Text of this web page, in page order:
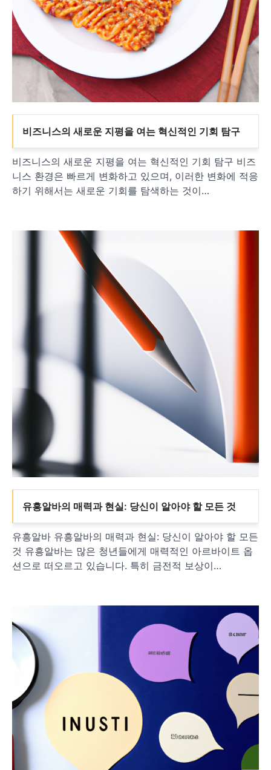
비즈니스의 새로운 지평을 여는 혁신적인 기회 탐구
비즈니스의 새로운 지평을 여는 혁신적인 기회 탐구 비즈
니스 환경은 빠르게 변화하고 있으며, 이러한 변화에 적응
하기 위해서는 새로운 기회를 탐색하는 것이…
유흥알바의 매력과 현실: 당신이 알아야 할 모든 것
유흥알바 유흥알바의 매력과 현실: 당신이 알아야 할 모든
것 유흥알바는 많은 청년들에게 매력적인 아르바이트 옵
션으로 떠오르고 있습니다. 특히 금전적 보상이…